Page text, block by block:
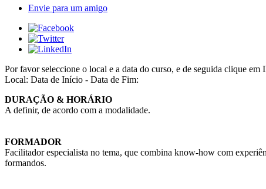
Envie para um amigo
Por favor seleccione o local e a data do curso, e de seguida clique
Local: Data de Início - Data de Fim:
DURAÇÃO & HORÁRIO
A definir, de acordo com a modalidade.
FORMADOR
Facilitador especialista no tema, que combina know-how com
formandos.